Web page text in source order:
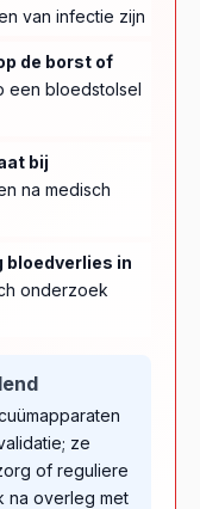
van infectie zijn
de borst of
een bloedstolsel
bij
na medisch
bloedverlies in
onderzoek
ze
of reguliere
na overleg met